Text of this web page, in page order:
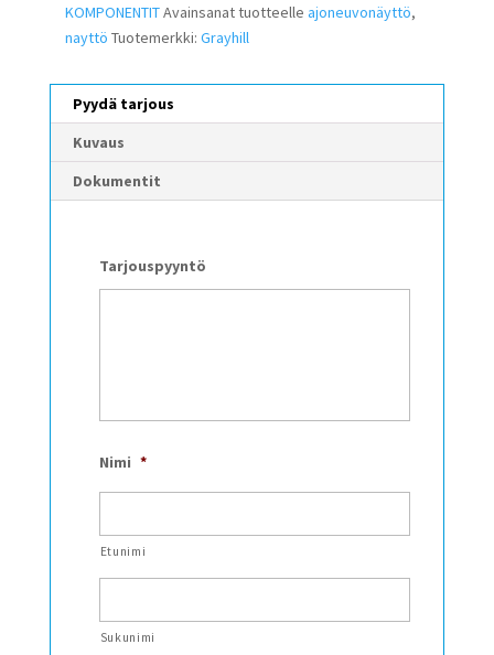
KOMPONENTITAvainsanat tuotteelle ajoneuvonäyttö,
nayttö Tuotemerkki: Grayhill
Pyydä tarjous
Kuvaus
Dokumentit
Tarjouspyyntö
Nimi *
Etunimi
Sukunimi